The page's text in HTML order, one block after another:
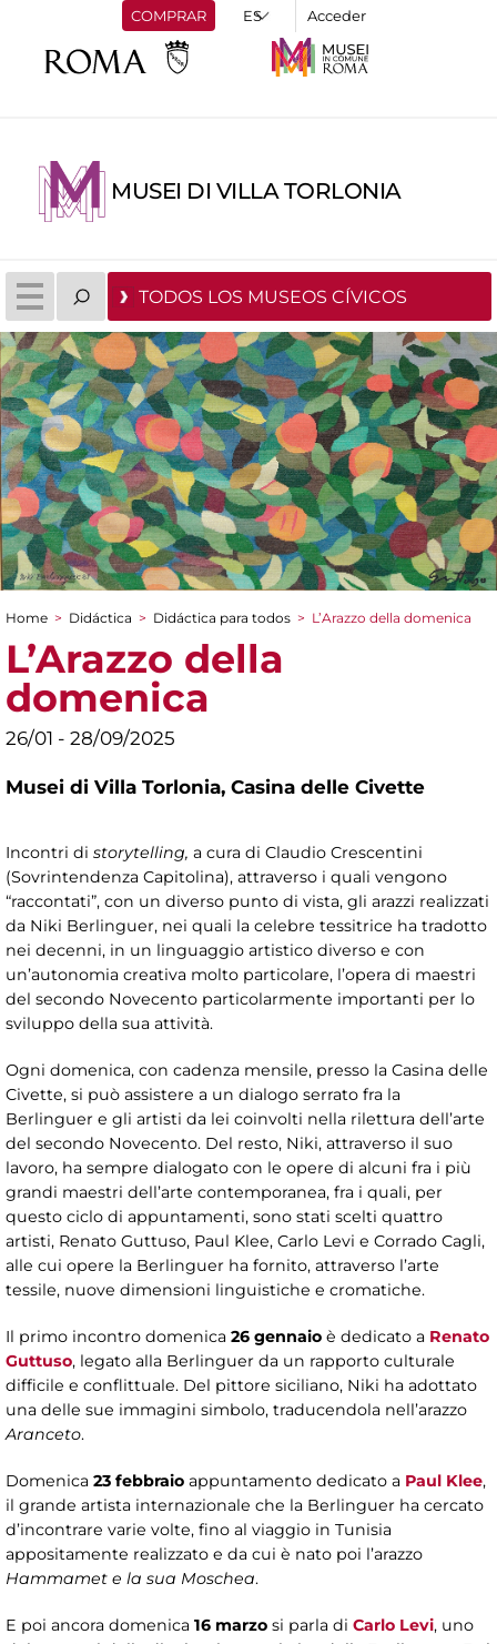
COMPRAR Acceder
MUSEI DI VILLA TORLONIA
TODOS LOS MUSEOS CÍVICOS
You are here
Home > Didáctica > Didáctica para todos > L’Arazzo della domenica
L’Arazzo della
domenica
26/01 - 28/09/2025
Musei di Villa Torlonia, Casina delle Civette
Incontri di storytelling, a cura di Claudio Crescentini
(Sovrintendenza Capitolina), attraverso i quali vengono
“raccontati”, con un diverso punto di vista, gli arazzi realizzati
da Niki Berlinguer, nei quali la celebre tessitrice ha tradotto
nei decenni, in un linguaggio artistico diverso e con
un’autonomia creativa molto particolare, l’opera di maestri
del secondo Novecento particolarmente importanti per lo
sviluppo della sua attività.
Ogni domenica, con cadenza mensile, presso la Casina delle
Civette, si può assistere a un dialogo serrato fra la
Berlinguer e gli artisti da lei coinvolti nella rilettura dell’arte
del secondo Novecento. Del resto, Niki, attraverso il suo
lavoro, ha sempre dialogato con le opere di alcuni fra i più
grandi maestri dell’arte contemporanea, fra i quali, per
questo ciclo di appuntamenti, sono stati scelti quattro
artisti, Renato Guttuso, Paul Klee, Carlo Levi e Corrado Cagli,
alle cui opere la Berlinguer ha fornito, attraverso l’arte
tessile, nuove dimensioni linguistiche e cromatiche.
Il primo incontro domenica 26 gennaio è dedicato a Renato
Guttuso, legato alla Berlinguer da un rapporto culturale
difficile e conflittuale. Del pittore siciliano, Niki ha adottato
una delle sue immagini simbolo, traducendola nell’arazzo
Aranceto.
Domenica 23 febbraio appuntamento dedicato a Paul Klee,
il grande artista internazionale che la Berlinguer ha cercato
d’incontrare varie volte, fino al viaggio in Tunisia
appositamente realizzato e da cui è nato poi l’arazzo
Hammamet e la sua Moschea.
E poi ancora domenica 16 marzo si parla di Carlo Levi, uno